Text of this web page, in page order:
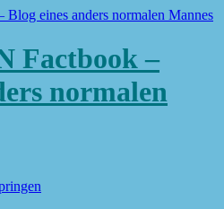
Factbook –
normalen